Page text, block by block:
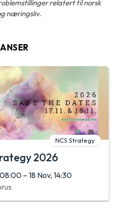
relatert til norsk
næringsliv.
NCS Strategy
2026
– 18 Nov, 14:30